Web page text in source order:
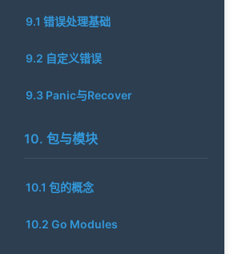
9.1 错误处理基础
9.2 自定义错误
9.3 Panic与Recover
10. 包与模块
10.1 包的概念
10.2 Go Modules